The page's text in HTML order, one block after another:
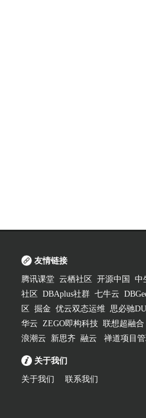
友情链接
腾讯课堂 云栖社区 开源中国 中
社区
DBAplus社群 七牛云
区
掘金 优云双态运维 思必驰
华云 ZEGO即构科技 联想超融合
浪潮云
新思齐 融云 禅道项目
关于我们
关于我们 联系我们